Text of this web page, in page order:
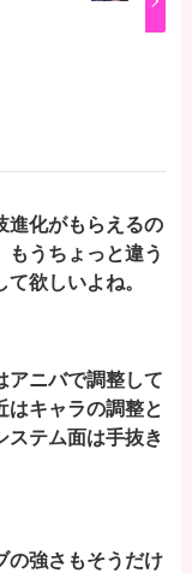
進化がもらえるの
もうちょっと違う
欲しいよね。
アニバで調整して
キャラの調整と
ステム面は手抜き
の強さもそうだけ